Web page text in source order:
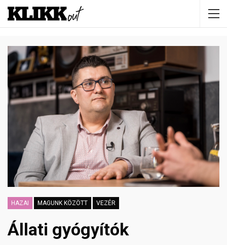
HAZAI MAGUNK KÖZÖTT VEZÉR
Állati gyógyítók